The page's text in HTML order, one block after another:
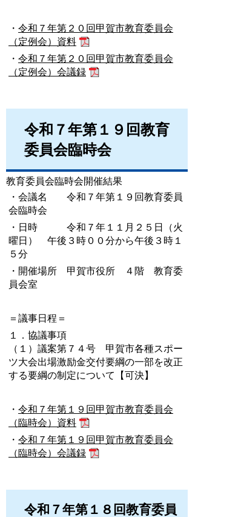
・ 令和７年第２０回甲賀市教育委員会
（定例会）資料
・ 令和７年第２０回甲賀市教育委員会
（定例会）会議録
令和７年第１９回教育
委員会臨時会
教育委員会臨時会開催結果
・会議名 令和７年第１９回教育委員
会臨時会
・日時 令和７年１１月２５日（火
曜日） 午後３時００分から午後３時１
５分
・開催場所 甲賀市役所 ４階 教育委
員会室
＝議事日程＝
１．協議事項
（１）議案第７４号 甲賀市各種スポー
ツ大会出場激励金交付要綱の一部を改正
する要綱の制定について【可決】
・ 令和７年第１９回甲賀市教育委員会
（臨時会）資料
・ 令和７年第１９回甲賀市教育委員会
（臨時会）会議録
令和７年第１８回教育委員